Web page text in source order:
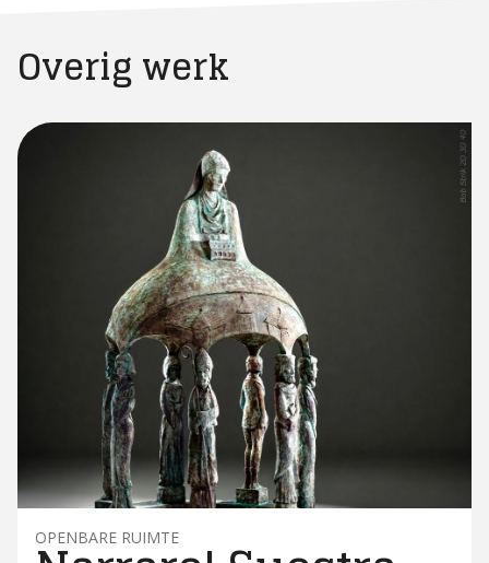
Overig werk
OPENBARE RUIMTE